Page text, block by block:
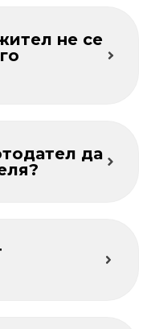
не се
да